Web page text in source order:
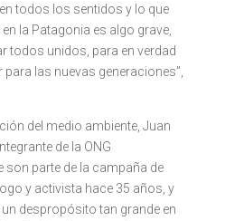
todos los sentidos y lo que
la Patagonia es algo grave,
todos unidos, para en verdad
las nuevas generaciones”,
del medio ambiente, Juan
de la ONG
parte de la campaña de
y activista hace 35 años, y
despropósito tan grande en